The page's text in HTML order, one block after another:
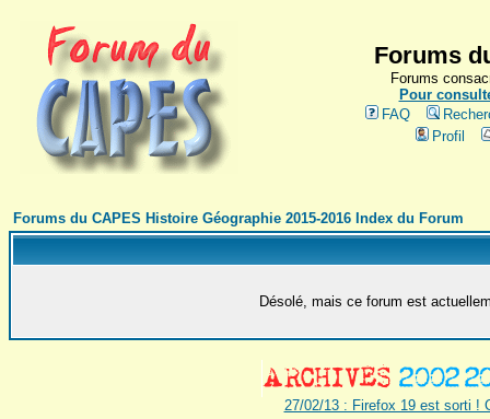
Forums
Forums
Pour
FAQ
Profil
Forums du CAPES Histoire Géographie 2015-2016 Index du Forum
Désolé, mais ce forum est
27/02/13 : Firefox 19 est sorti !